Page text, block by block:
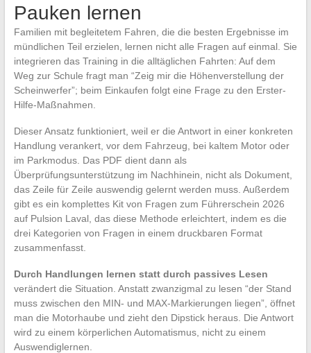
Pauken lernen
Familien mit begleitetem Fahren, die die besten Ergebnisse im
mündlichen Teil erzielen, lernen nicht alle Fragen auf einmal. Sie
integrieren das Training in die alltäglichen Fahrten: Auf dem
Weg zur Schule fragt man “Zeig mir die Höhenverstellung der
Scheinwerfer”; beim Einkaufen folgt eine Frage zu den Erster-
Hilfe-Maßnahmen.
Dieser Ansatz funktioniert, weil er die Antwort in einer konkreten
Handlung verankert, vor dem Fahrzeug, bei kaltem Motor oder
im Parkmodus. Das PDF dient dann als
Überprüfungsunterstützung im Nachhinein, nicht als Dokument,
das Zeile für Zeile auswendig gelernt werden muss. Außerdem
gibt es ein komplettes Kit von Fragen zum Führerschein 2026
auf Pulsion Laval, das diese Methode erleichtert, indem es die
drei Kategorien von Fragen in einem druckbaren Format
zusammenfasst.
Durch Handlungen lernen statt durch passives Lesen
verändert die Situation. Anstatt zwanzigmal zu lesen “der Stand
muss zwischen den MIN- und MAX-Markierungen liegen”, öffnet
man die Motorhaube und zieht den Dipstick heraus. Die Antwort
wird zu einem körperlichen Automatismus, nicht zu einem
Auswendiglernen.